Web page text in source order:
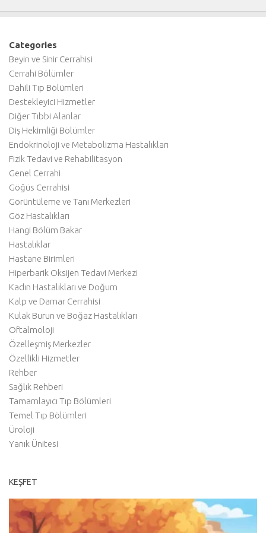
Categories
Beyin ve Sinir Cerrahisi
Cerrahi Bölümler
Dahili Tıp Bölümleri
Destekleyici Hizmetler
Diğer Tıbbi Alanlar
Diş Hekimliği Bölümler
Endokrinoloji ve Metabolizma Hastalıkları
Fizik Tedavi ve Rehabilitasyon
Genel Cerrahi
Göğüs Cerrahisi
Görüntüleme ve Tanı Merkezleri
Göz Hastalıkları
Hangi Bölüm Bakar
Hastalıklar
Hastane Birimleri
Hiperbarik Oksijen Tedavi Merkezi
Kadın Hastalıkları ve Doğum
Kalp ve Damar Cerrahisi
Kulak Burun ve Boğaz Hastalıkları
Oftalmoloji
Özelleşmiş Merkezler
Özellikli Hizmetler
Rehber
Sağlık Rehberi
Tamamlayıcı Tıp Bölümleri
Temel Tıp Bölümleri
Üroloji
Yanık Ünitesi
KEŞFET